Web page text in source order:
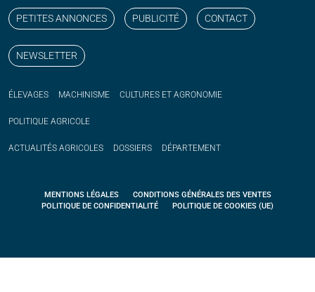
PETITES ANNONCES PUBLICITÉ CONTACT
NEWSLETTER
ÉLEVAGES MACHINISME CULTURES ET AGRONOMIE
POLITIQUE AGRICOLE
ACTUALITÉS AGRICOLES DOSSIERS DÉPARTEMENT
MENTIONS LÉGALES
CONDITIONS GÉNÉRALES DES VENTES
POLITIQUE DE CONFIDENTIALITÉ
POLITIQUE DE COOKIES (UE)